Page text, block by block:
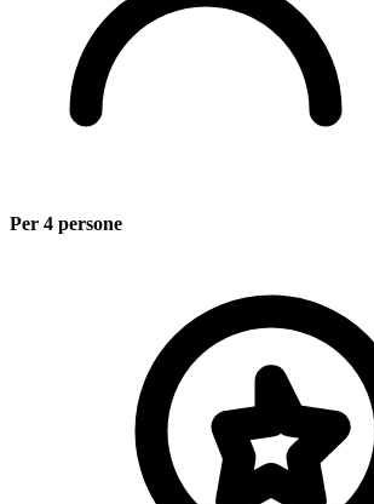
Per 4 persone